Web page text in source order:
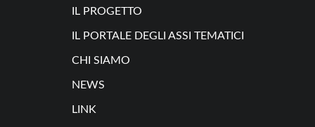
IL PROGETTO
IL PORTALE DEGLI ASSI TEMATICI
CHI SIAMO
NEWS
LINK